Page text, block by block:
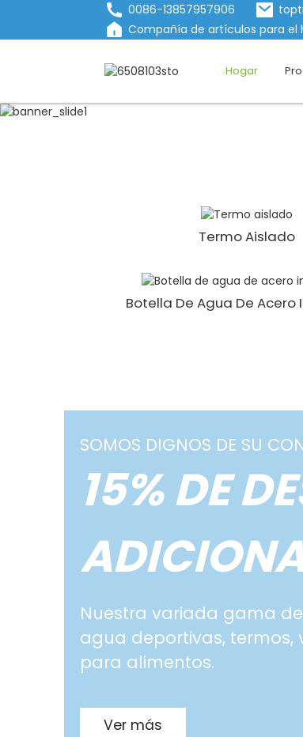
0086-13857957906
Compañía de artículos para el
Hogar
Termo Aislado
Botella De Agua De Acero
SOMOS DIGNOS DE SU
15% DE
Nuestra variada gama
agua deportivas, termos,
para alimentos.
Ver más